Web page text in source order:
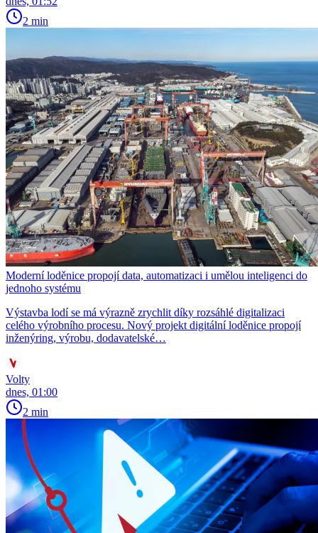
2 min
Moderní loděnice propojí data, automatizaci i umělou inteligenci do
jednoho systému
Výstavba lodí se má výrazně zrychlit díky rozsáhlé digitalizaci
celého výrobního procesu. Nový projekt digitální loděnice propojí
inženýring, výrobu, dodavatelské…
Volty
dnes, 01:00
2 min